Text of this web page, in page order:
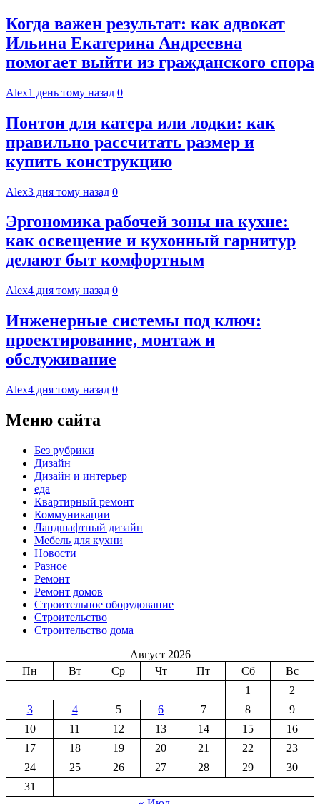
Когда важен результат: как адвокат
Ильина Екатерина Андреевна
помогает выйти из гражданского спора
Alex1 день тому назад 0
Понтон для катера или лодки: как
правильно рассчитать размер и
купить конструкцию
Alex3 дня тому назад 0
Эргономика рабочей зоны на кухне:
как освещение и кухонный гарнитур
делают быт комфортным
Alex4 дня тому назад 0
Инженерные системы под ключ:
проектирование, монтаж и
обслуживание
Alex4 дня тому назад 0
Меню сайта
Без рубрики
Дизайн
Дизайн и интерьер
еда
Квартирный ремонт
Коммуникации
Ландшафтный дизайн
Мебель для кухни
Новости
Разное
Ремонт
Ремонт домов
Строительное оборудование
Строительство
Строительство дома
Август 2026
Пн
Вт Ср Чт Пт Сб
Вс
1
2
3
4 5 6 7 8
9
10
11 12 13 14 15
16
17
18 19 20 21 22
23
24
25 26 27 28 29
30
31